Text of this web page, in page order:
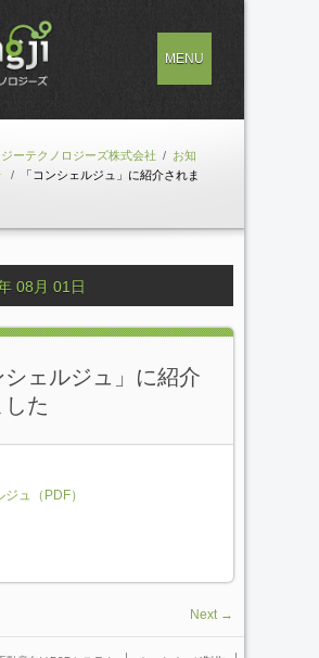
MENU
ーテクノロジーズ株式会社 / お知
/
「コンシェルジュ」に紹介されま
08月 01日
シェルジュ」に紹介
した
ュ（PDF）
Next →